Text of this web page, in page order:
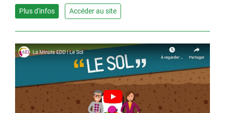
Plus d'infos Accéder au site